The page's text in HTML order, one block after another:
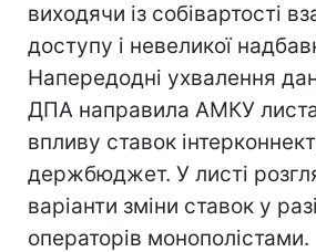
виходячи із собівартості
доступу і невеликої
Напередодні ухвалення
ДПА направила АМКУ
впливу ставок
держбюджет. У листі
варіанти зміни ставок у
операторів монополістами.